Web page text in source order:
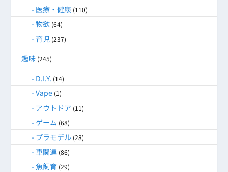
医療・健康 (110)
物欲 (64)
育児 (237)
趣味 (245)
D.I.Y. (14)
Vape (1)
アウトドア (11)
ゲーム (68)
プラモデル (28)
車関連 (86)
魚飼育 (29)